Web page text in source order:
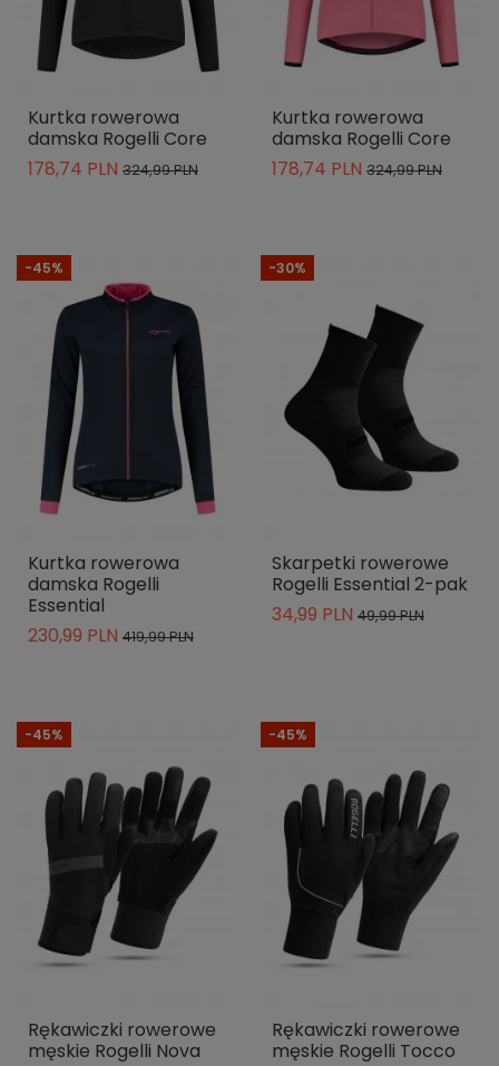
Kurtka rowerowa
damska Rogelli Core
178,74 PLN 324,99 PLN
Kurtka rowerowa
damska Rogelli Core
178,74 PLN 324,99 PLN
-45%
Kurtka rowerowa
damska Rogelli
Essential
230,99 PLN 419,99 PLN
-30%
Skarpetki rowerowe
Rogelli Essential 2-pak
34,99 PLN 49,99 PLN
-45%
Rękawiczki rowerowe
męskie Rogelli Nova
-45%
Rękawiczki rowerowe
męskie Rogelli Tocco